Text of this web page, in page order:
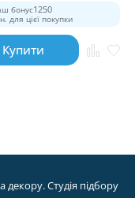
бонус1250
для цієї покупки
Купити
Студія підбору